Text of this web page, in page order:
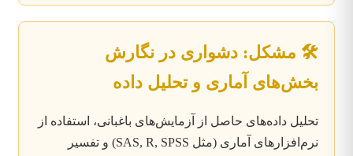
🛠️ مشکل: دشواری در نگارش
بخش‌های آماری و تحلیل داده
تحلیل داده‌های حاصل از آزمایش‌های باغبانی، استفاده از
نرم‌افزارهای آماری (مثل SAS, R, SPSS) و تفسیر